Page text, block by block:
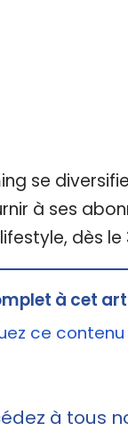
se
à ses
dès le
à cet
ce
à tous